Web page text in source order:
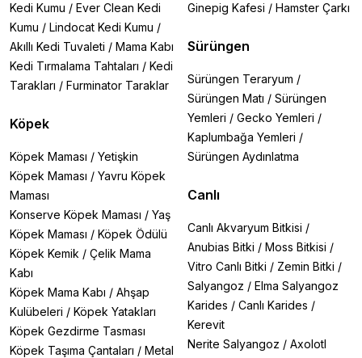
Kedi Kumu / Ever Clean Kedi
Kumu / Lindocat Kedi Kumu /
Akıllı Kedi Tuvaleti / Mama Kabı
Kedi Tırmalama Tahtaları / Kedi
Tarakları / Furminator Taraklar
Köpek
Köpek Maması / Yetişkin
Köpek Maması / Yavru Köpek
Maması
Konserve Köpek Maması / Yaş
Köpek Maması / Köpek Ödülü
Köpek Kemik / Çelik Mama
Kabı
Köpek Mama Kabı / Ahşap
Kulübeleri / Köpek Yatakları
Köpek Gezdirme Tasması
Köpek Taşıma Çantaları / Metal
Ginepig Kafesi / Hamster Çarkı
Sürüngen
Sürüngen Teraryum /
Sürüngen Matı / Sürüngen
Yemleri / Gecko Yemleri /
Kaplumbağa Yemleri /
Sürüngen Aydınlatma
Canlı
Canlı Akvaryum Bitkisi /
Anubias Bitki / Moss Bitkisi /
Vitro Canlı Bitki / Zemin Bitki /
Salyangoz / Elma Salyangoz
Karides / Canlı Karides /
Kerevit
Nerite Salyangoz / Axolotl